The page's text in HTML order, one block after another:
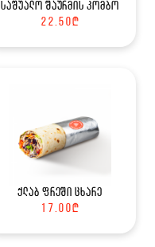
საშუალო შაურმის კომბო
22.50₾
ქლაბ ფრეში ცხარე
17.00₾